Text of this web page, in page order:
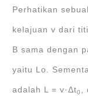
Perhatikan
kelajuan v dari
B sama dengan
yaitu Lo.
adalah L = v·Δt0 ,